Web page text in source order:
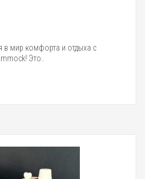
в мир комфорта и отдыха с
Это..